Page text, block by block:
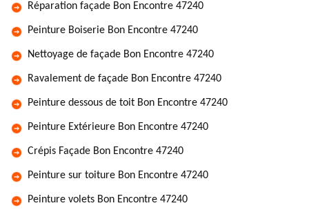
Réparation façade Bon Encontre 47240
Peinture Boiserie Bon Encontre 47240
Nettoyage de façade Bon Encontre 47240
Ravalement de façade Bon Encontre 47240
Peinture dessous de toit Bon Encontre 47240
Peinture Extérieure Bon Encontre 47240
Crépis Façade Bon Encontre 47240
Peinture sur toiture Bon Encontre 47240
Peinture volets Bon Encontre 47240